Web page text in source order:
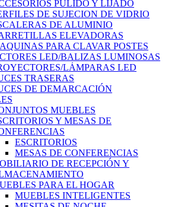
PULIDO Y LIJADO
DE SUJECION DE VIDRIO
DE ALUMINIO
ELEVADORAS
PARA CLAVAR POSTES
LED/BALIZAS LUMINOSAS
LÁMPARAS LED
TRASERAS
DE DEMARCACIÓN
MUEBLES
Y MESAS DE
ESCRITORIOS
MESAS DE CONFERENCIAS
DE RECEPCIÓN Y
PARA EL HOGAR
MUEBLES INTELIGENTES